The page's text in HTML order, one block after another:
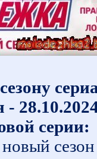
серии:
сезон